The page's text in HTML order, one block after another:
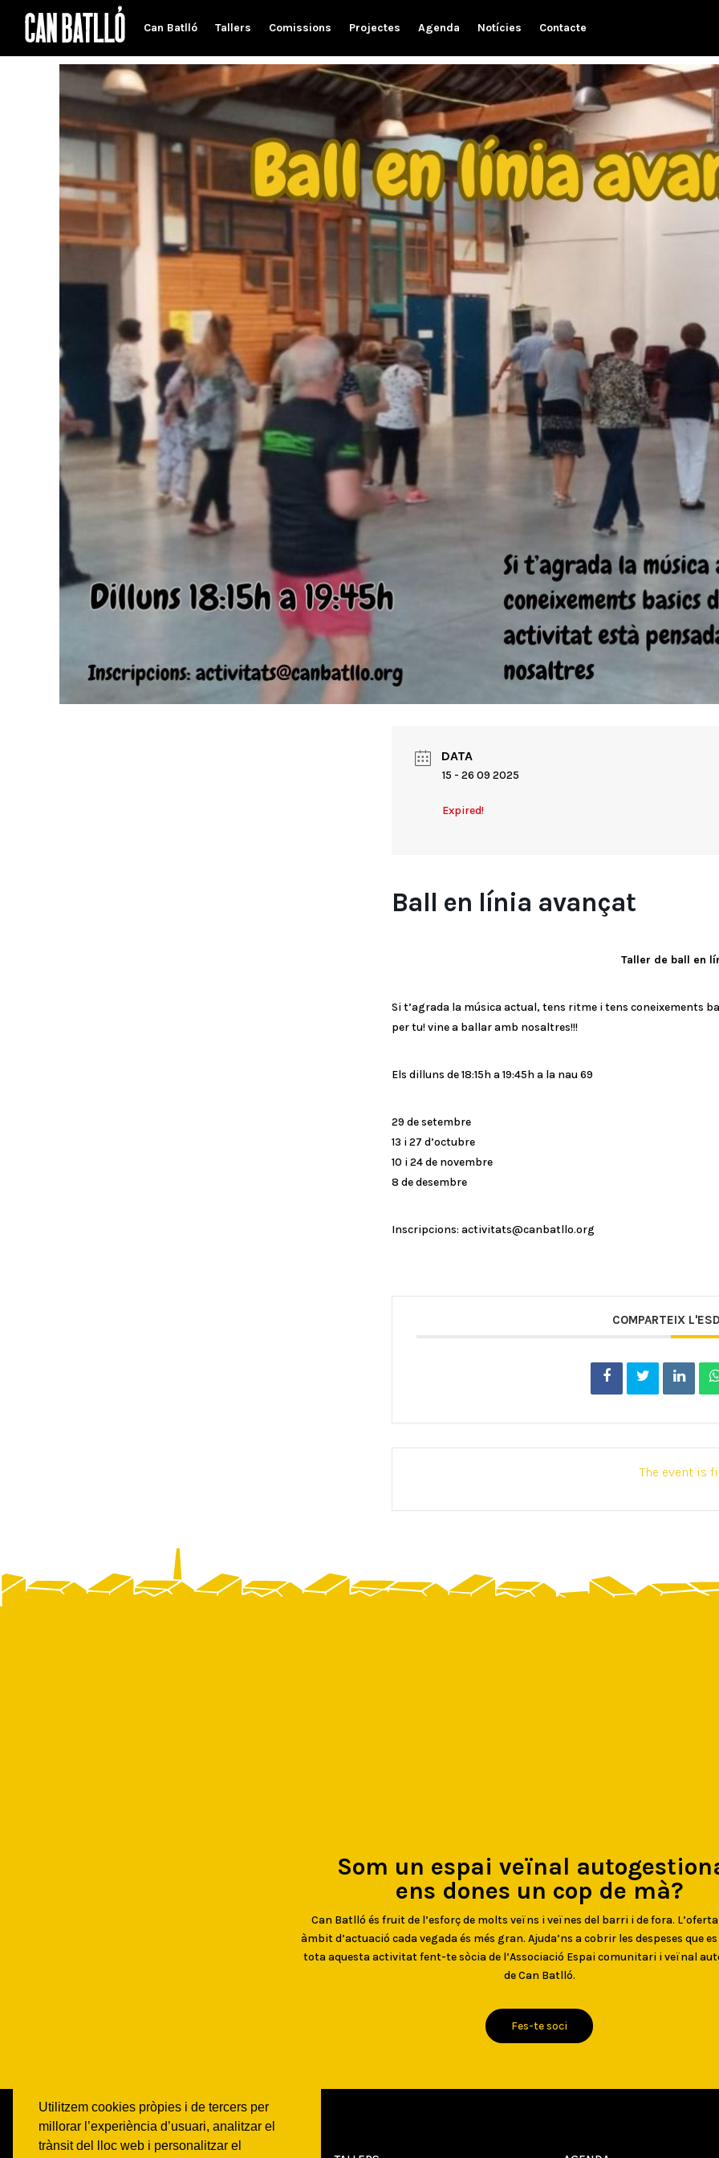
Utilitzem cookies pròpies i de tercers per
millorar l’experiència d’usuari, analitzar el
trànsit del lloc web i personalitzar el
Can Batlló Tallers Comissions Projectes Agenda Notícies Contacte
DATA
15 - 26 09 2025
Expired!
Ball en línia avançat
Taller de ball en
Si t’agrada la música actual, tens ritme i tens coneixements
per tu! vine a ballar amb nosaltres!!!
Els dilluns de 18:15h a 19:45h a la nau 69
29 de setembre
13 i 27 d’octubre
10 i 24 de novembre
8 de desembre
Inscripcions: activitats@canbatllo.org
COMPARTEIX
The event is
Som un espai veïnal
ens dones un cop de mà?
Can Batlló és fruit de l’esforç de molts veïns i veïnes del barri i de fora.
àmbit d’actuació cada vegada és més gran. Ajuda’ns a cobrir les despeses que
tota aquesta activitat fent-te sòcia de l’Associació Espai comunitari i veïnal
de Can Batlló.
Fes-te soci